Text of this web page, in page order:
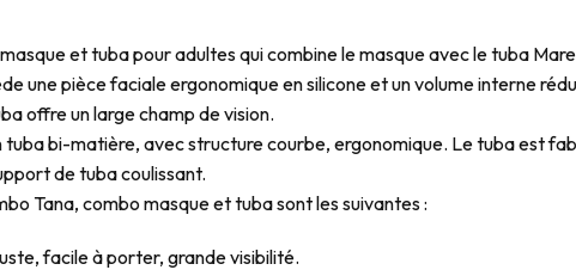
et tuba pour adultes qui combine le masque avec le tuba
une pièce faciale ergonomique en silicone et un volume interne
offre un large champ de vision.
tuba bi-matière, avec structure courbe, ergonomique. Le tuba est
de tuba coulissant.
Tana, combo masque et tuba sont les suivantes :
facile à porter, grande visibilité.